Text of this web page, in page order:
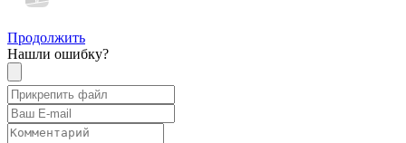
Продолжить
Нашли ошибку?